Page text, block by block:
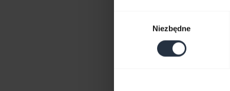
Niezbędne